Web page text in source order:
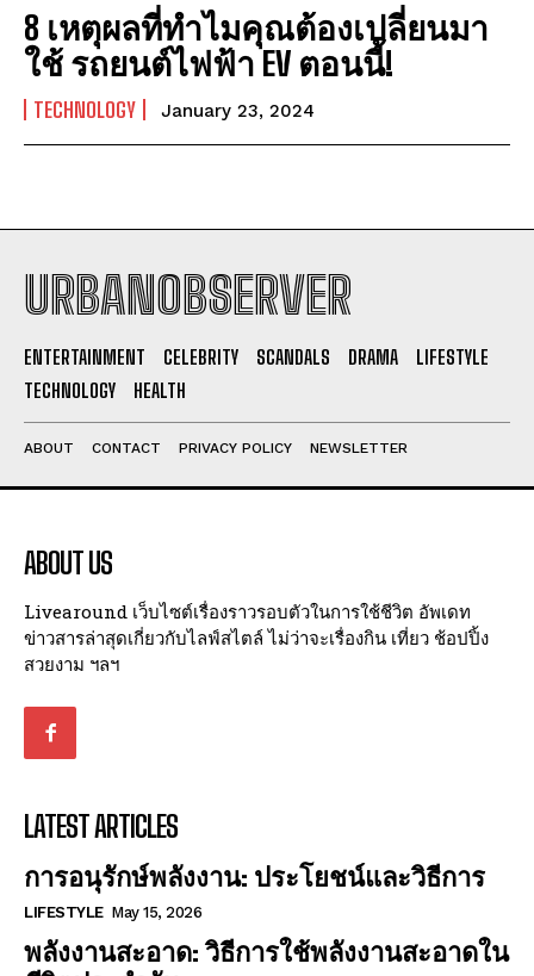
I've read and accept the
8 เหตุผลที่ทำไมคุณต้องเปลี่ยนมา
ใช้ รถยนต์ไฟฟ้า EV ตอนนี้!
TECHNOLOGY January 23, 2024
URBANOBSERVER
ENTERTAINMENT CELEBRITY SCANDALS DRAMA
LIFESTYLE
TECHNOLOGY
HEALTH
ABOUT CONTACT PRIVACY POLICY NEWSLETTER
ABOUT US
Livearound เว็บไซต์เรื่องราวรอบตัวในการใช้ชีวิต อัพเดท
ข่าวสารล่าสุดเกี่ยวกับไลฟ์สไตล์ ไม่ว่าจะเรื่องกิน เที่ยว ช้อปปิ้ง
สวยงาม ฯลฯ
LATEST ARTICLES
การอนุรักษ์พลังงาน: ประโยชน์และวิธีการ
LIFESTYLE May 15, 2026
พลังงานสะอาด: วิธีการใช้พลังงานสะอาดใน